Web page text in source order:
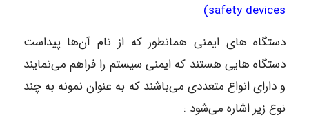
safety devices)
دستگاه های ایمنی همانطور که از نام آن‌ها پیداست
دستگاه هایی هستند که ایمنی سیستم را فراهم می‌نمایند
و دارای انواع متعددی می‌باشند که به عنوان نمونه به چند
نوع زیر اشاره می‌شود :